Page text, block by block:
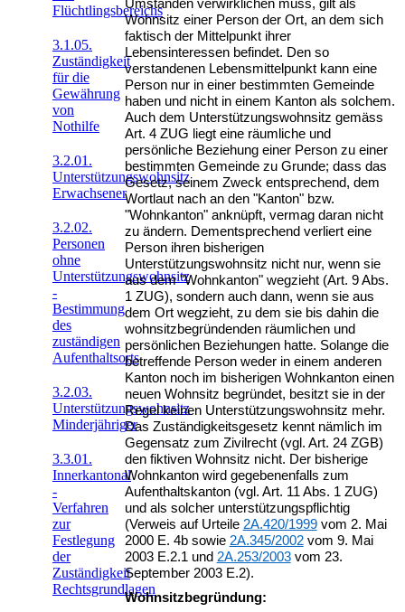
Flüchtlingsbereichs
3.1.05.
Zuständigkeit
für die
Gewährung
von
Nothilfe
3.2.01.
Unterstützungswohnsitz
Erwachsener
3.2.02.
Personen
ohne
Unterstützungswohnsitz
-
Bestimmung
des
zuständigen
Aufenthaltsorts
3.2.03.
Unterstützungswohnsitz
Minderjähriger
3.3.01.
Innerkantonal
-
Verfahren
zur
Festlegung
der
Zuständigkeit
Rechtsgrundlagen
Umständen verwirklichen muss, gilt als
Wohnsitz einer Person der Ort, an dem sich
faktisch der Mittelpunkt ihrer
Lebensinteressen befindet. Den so
verstandenen Lebensmittelpunkt kann eine
Person nur in einer bestimmten Gemeinde
haben und nicht in einem Kanton als solchem.
Auch dem Unterstützungswohnsitz gemäss
Art. 4 ZUG liegt eine räumliche und
persönliche Beziehung einer Person zu einer
bestimmten Gemeinde zu Grunde; dass das
Gesetz, seinem Zweck entsprechend, dem
Wortlaut nach an den "Kanton" bzw.
"Wohnkanton" anknüpft, vermag daran nicht
zu ändern. Dementsprechend verliert eine
Person ihren bisherigen
Unterstützungswohnsitz nicht nur, wenn sie
aus dem "Wohnkanton" wegzieht (Art. 9 Abs.
1 ZUG), sondern auch dann, wenn sie aus
dem Ort wegzieht, zu dem sie bis dahin die
wohnsitzbegründenden räumlichen und
persönlichen Beziehungen hatte. Solange die
betreffende Person weder in einem anderen
Kanton noch im bisherigen Wohnkanton einen
neuen Wohnsitz begründet, besitzt sie in der
Regel keinen Unterstützungswohnsitz mehr.
Das Zuständigkeitsgesetz kennt nämlich im
Gegensatz zum Zivilrecht (vgl. Art. 24 ZGB)
den fiktiven Wohnsitz nicht. Der bisherige
Wohnkanton wird gegebenenfalls zum
Aufenthaltskanton (vgl. Art. 11 Abs. 1 ZUG)
und als solcher unterstützungspflichtig
(Verweis auf Urteile 2A.420/1999vom 2. Mai
2000 E. 4b sowie 2A.345/2002vom 9. Mai
2003 E.2.1 und 2A.253/2003vom 23.
September 2003 E.2).
Wohnsitzbegründung: